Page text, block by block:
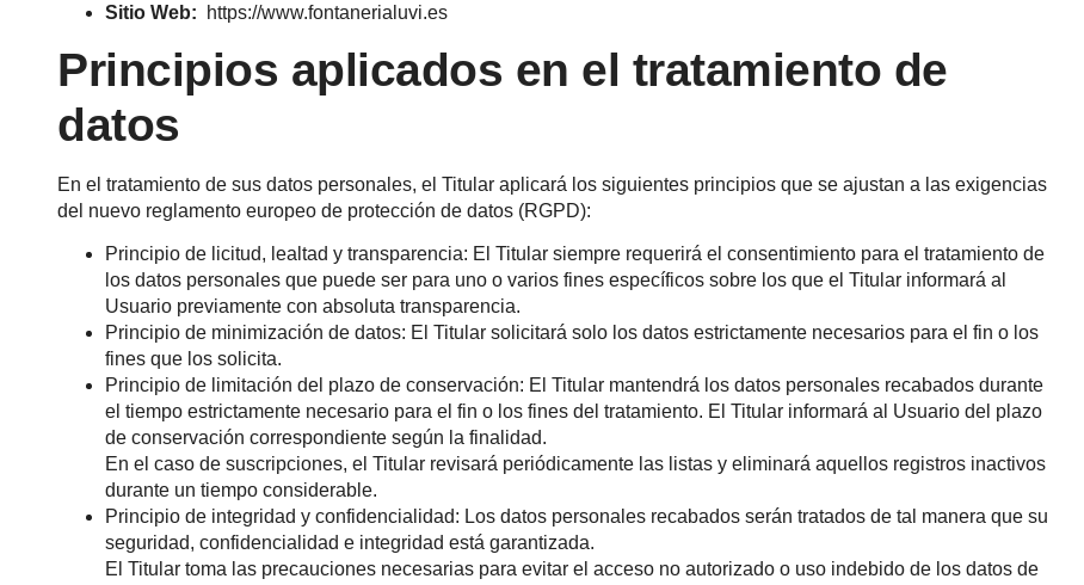
Sitio Web:
https://www.fontanerialuvi.es
Principios aplicados en el tratamiento de
datos
En el tratamiento de sus datos personales, el Titular aplicará los siguientes principios que se ajustan a las exigencias
del nuevo reglamento europeo de protección de datos (RGPD):
Principio de licitud, lealtad y transparencia: El Titular siempre requerirá el consentimiento para el tratamiento de
los datos personales que puede ser para uno o varios fines específicos sobre los que el Titular informará al
Usuario previamente con absoluta transparencia.
Principio de minimización de datos: El Titular solicitará solo los datos estrictamente necesarios para el fin o los
fines que los solicita.
Principio de limitación del plazo de conservación: El Titular mantendrá los datos personales recabados durante
el tiempo estrictamente necesario para el fin o los fines del tratamiento. El Titular informará al Usuario del plazo
de conservación correspondiente según la finalidad.
En el caso de suscripciones, el Titular revisará periódicamente las listas y eliminará aquellos registros inactivos
durante un tiempo considerable.
Principio de integridad y confidencialidad: Los datos personales recabados serán tratados de tal manera que su
seguridad, confidencialidad e integridad está garantizada.
El Titular toma las precauciones necesarias para evitar el acceso no autorizado o uso indebido de los datos de